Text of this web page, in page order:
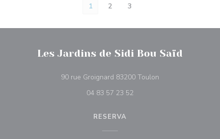
1 2 3
Les Jardins de Sidi Bou Saïd
90 rue Groignard 83200 Toulon
04 83 57 23 52
RESERVA